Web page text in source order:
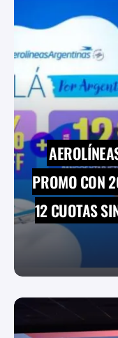
PROMO CON
12 CUOTAS